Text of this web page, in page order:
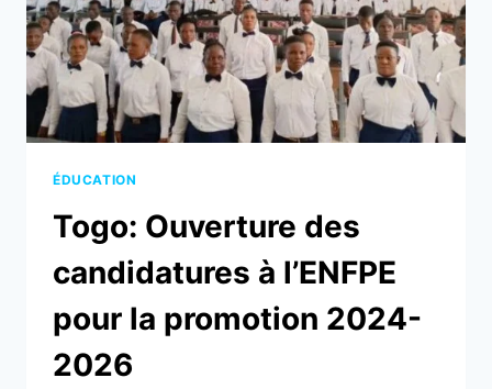
ÉDUCATION
Togo: Ouverture des
candidatures à l’ENFPE
pour la promotion 2024-
2026